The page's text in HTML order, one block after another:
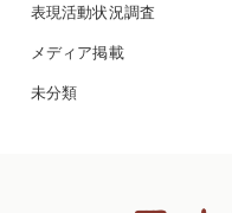
表現活動状況調査
メディア掲載
未分類